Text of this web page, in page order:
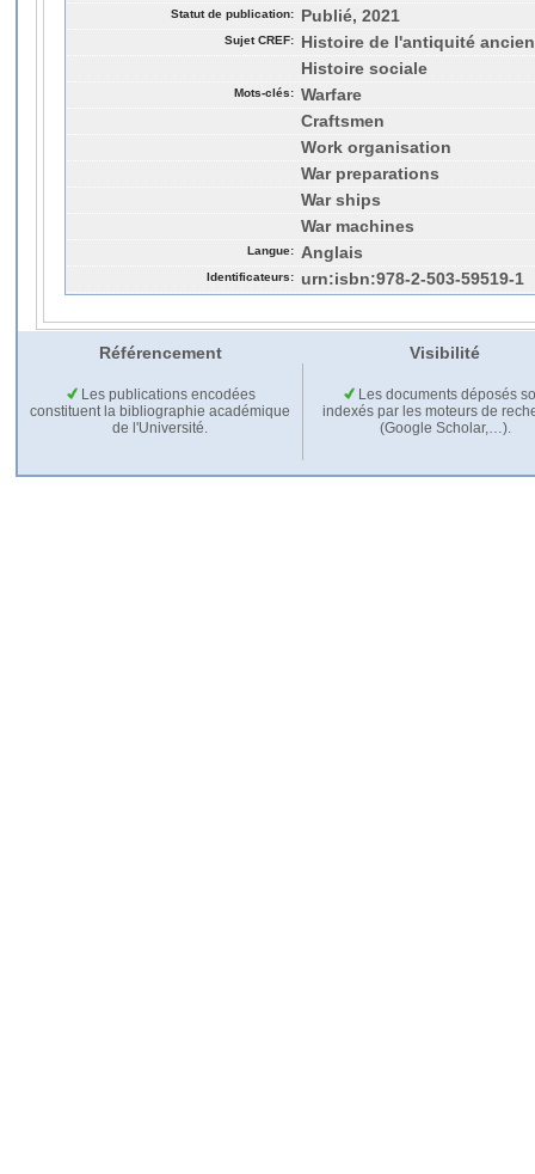
Statut de publication: Publié, 2021
Sujet CREF:
Histoire de l'antiquité
Histoire sociale
Mots-clés: Warfare
Craftsmen
Work organisation
War preparations
War ships
War machines
Langue: Anglais
Identificateurs: urn:isbn:978-2-503-59519-1
Référencement Visibilité
Les publications encodées
constituent la bibliographie académique
de l'Université.
Les documents déposés
indexés par les moteurs de
(Google Scholar,…).